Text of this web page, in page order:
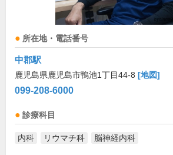
所在地・電話番号
中郡駅
鹿児島県鹿児島市鴨池1丁目44-8 [地図]
099-208-6000
診療科目
内科 リウマチ科 脳神経内科